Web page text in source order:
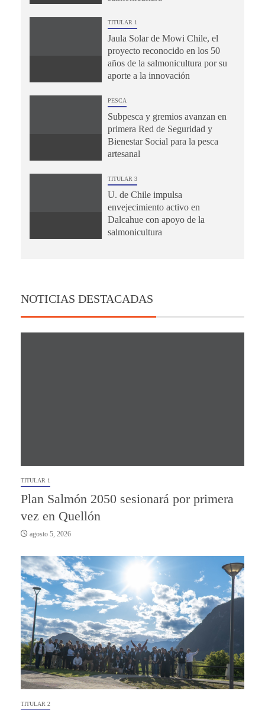
TITULAR 1
Jaula Solar de Mowi Chile, el
proyecto reconocido en los 50
años de la salmonicultura por su
aporte a la innovación
PESCA
Subpesca y gremios avanzan en
primera Red de Seguridad y
Bienestar Social para la pesca
artesanal
TITULAR 3
U. de Chile impulsa
envejecimiento activo en
Dalcahue con apoyo de la
salmonicultura
NOTICIAS DESTACADAS
TITULAR 1
Plan Salmón 2050 sesionará por primera
vez en Quellón
agosto 5, 2026
TITULAR 2